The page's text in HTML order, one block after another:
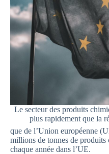
Le secteur des produits
plus rapidement que la
que de l’Union européenne
millions de tonnes de produits
chaque année dans l’UE.